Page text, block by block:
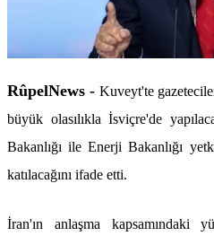
RûpelNews - Kuveyt'te
büyük olasılıkla İsviçre'de
Bakanlığı ile Enerji Bakanlığı
katılacağını ifade etti.
İran'ın anlaşma kapsamındaki